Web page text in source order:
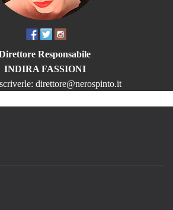
Responsabile
INDIRA FASSIONI
direttore@nerospinto.it